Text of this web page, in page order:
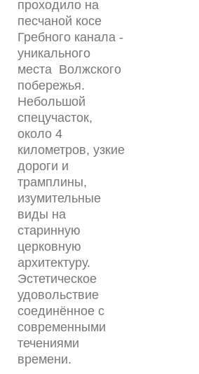
проходило на
песчаной косе
Гребного канала -
уникального
места Волжского
побережья.
Небольшой
спецучасток,
около 4
километров, узкие
дороги и
трамплины,
изумительные
виды на
старинную
церковную
архитектуру.
Эстетическое
удовольствие
соединённое с
современными
течениями
времени.